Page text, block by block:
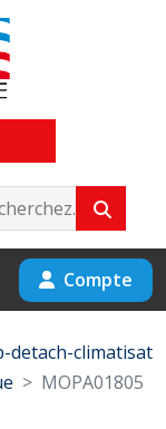
Compte
detach-climatisat
MOPA01805